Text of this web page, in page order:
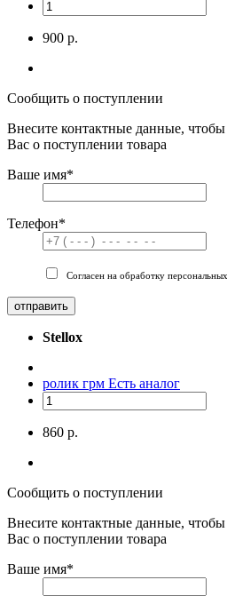
900 р.
Сообщить о поступлении
Внесите контактные данные,
Вас о поступлении товара
Ваше имя*
Телефон*
Согласен на обработку
отправить
Stellox
ролик грм Есть аналог
860 р.
Сообщить о поступлении
Внесите контактные данные,
Вас о поступлении товара
Ваше имя*